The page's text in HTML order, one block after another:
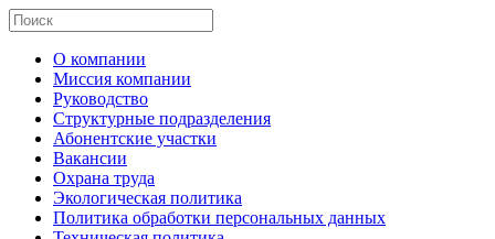
О компании
Миссия компании
Руководство
Структурные подразделения
Абонентские участки
Вакансии
Охрана труда
Экологическая политика
Политика обработки персональных данных